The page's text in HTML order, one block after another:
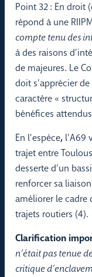
Point 32 : En
répond à une
compte tenu des
à des raisons
de majeures. Le
doit s’apprécier
caractère «
bénéfices
En l’espèce, l’A69
trajet entre
desserte d’un
renforcer sa
améliorer le cadre
trajets routiers (4).
Clarification
n’était pas tenue
critique